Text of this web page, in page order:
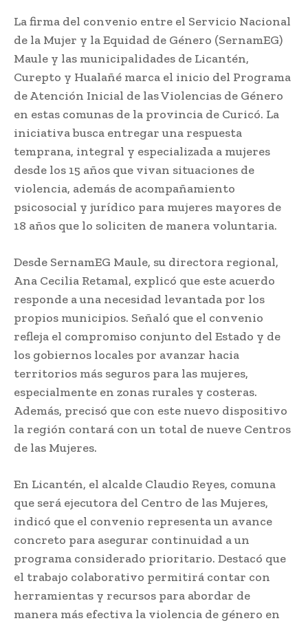
La firma del convenio entre el Servicio Nacional
de la Mujer y la Equidad de Género (SernamEG)
Maule y las municipalidades de Licantén,
Curepto y Hualañé marca el inicio del Programa
de Atención Inicial de las Violencias de Género
en estas comunas de la provincia de Curicó. La
iniciativa busca entregar una respuesta
temprana, integral y especializada a mujeres
desde los 15 años que vivan situaciones de
violencia, además de acompañamiento
psicosocial y jurídico para mujeres mayores de
18 años que lo soliciten de manera voluntaria.
Desde SernamEG Maule, su directora regional,
Ana Cecilia Retamal, explicó que este acuerdo
responde a una necesidad levantada por los
propios municipios. Señaló que el convenio
refleja el compromiso conjunto del Estado y de
los gobiernos locales por avanzar hacia
territorios más seguros para las mujeres,
especialmente en zonas rurales y costeras.
Además, precisó que con este nuevo dispositivo
la región contará con un total de nueve Centros
de las Mujeres.
En Licantén, el alcalde Claudio Reyes, comuna
que será ejecutora del Centro de las Mujeres,
indicó que el convenio representa un avance
concreto para asegurar continuidad a un
programa considerado prioritario. Destacó que
el trabajo colaborativo permitirá contar con
herramientas y recursos para abordar de
manera más efectiva la violencia de género en